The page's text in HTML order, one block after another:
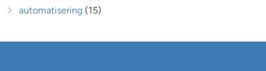
automatisering (15)